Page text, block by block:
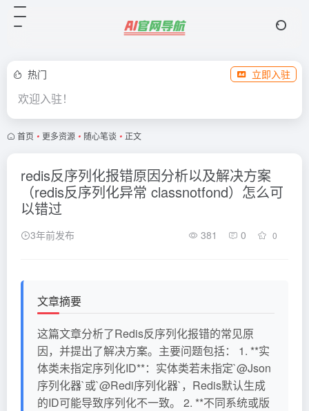
热门 立即入驻
欢迎入驻！
首页 • 更多资源 • 随心笔谈 • 正文
redis反序列化报错原因分析以及解决方案
（redis反序列化异常 classnotfond）怎么可
以错过
3年前发布 381 0 0
文章摘要
这篇文章分析了Redis反序列化报错的常见原
因，并提出了解决方案。主要问题包括： 1. **实
体类未指定序列化ID**：实体类若未指定`@Json
序列化器`或`@Redi序列化器`，Redis默认生成
的ID可能导致序列化不一致。 2. **不同系统或版